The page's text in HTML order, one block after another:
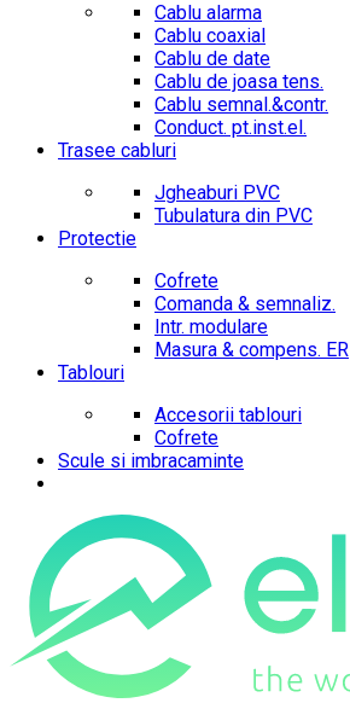
Cablu alarma
Cablu coaxial
Cablu de date
Cablu de joasa tens.
Cablu semnal.&contr.
Conduct. pt.inst.el.
Trasee cabluri
Jgheaburi PVC
Tubulatura din PVC
Protectie
Cofrete
Comanda & semnaliz.
Intr. modulare
Masura & compens. ER
Tablouri
Accesorii tablouri
Cofrete
Scule si imbracaminte